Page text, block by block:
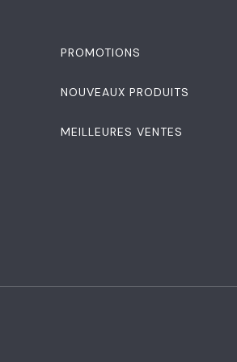
PROMOTIONS
NOUVEAUX PRODUITS
MEILLEURES VENTES